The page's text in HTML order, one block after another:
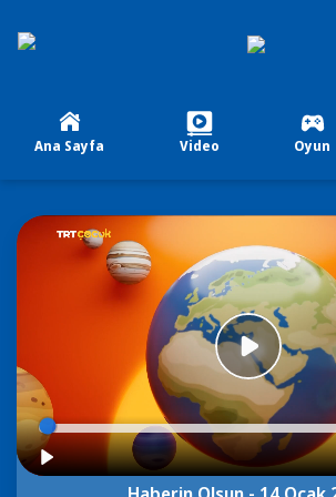
Ana Sayfa Video Oyun